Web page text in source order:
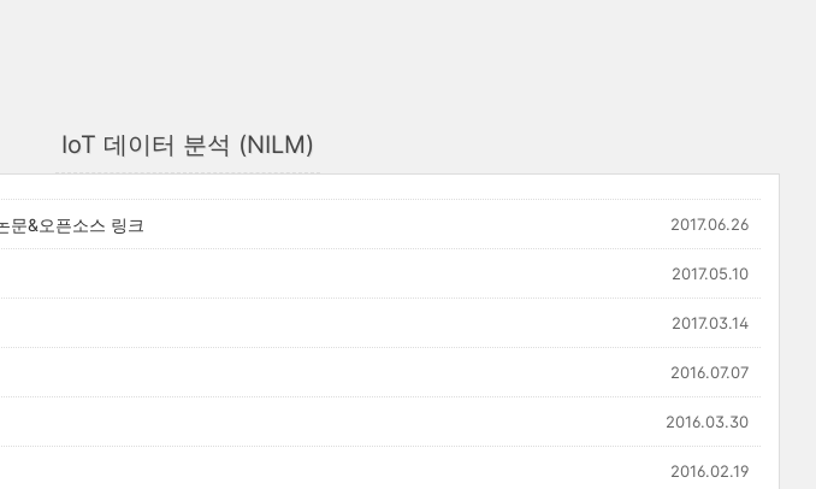
IoT 데이터 분석 (NILM)
&오픈소스 링크 2017.06.26
2017.05.10
2017.03.14
2016.07.07
2016.03.30
2016.02.19